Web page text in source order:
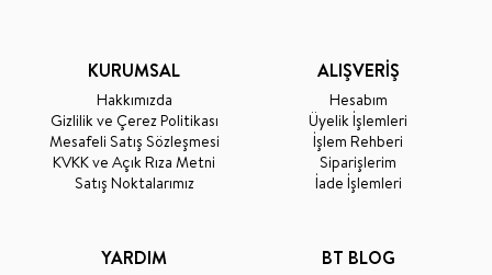
KURUMSAL
Hakkımızda
Gizlilik ve Çerez Politikası
Mesafeli Satış Sözleşmesi
KVKK ve Açık Rıza Metni
Satış Noktalarımız
ALIŞVERİŞ
Hesabım
Üyelik İşlemleri
İşlem Rehberi
Siparişlerim
İade İşlemleri
YARDIM BT BLOG